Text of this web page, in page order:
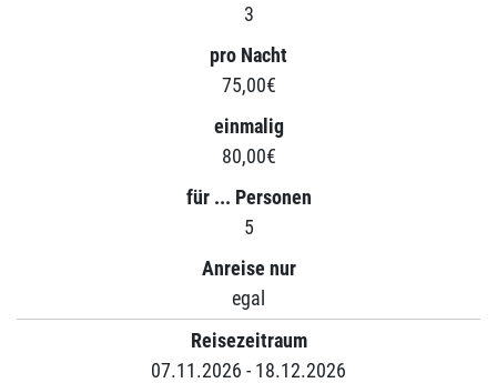
3
pro Nacht
75,00€
einmalig
80,00€
für ... Personen
5
Anreise nur
egal
Reisezeitraum
07.11.2026 - 18.12.2026